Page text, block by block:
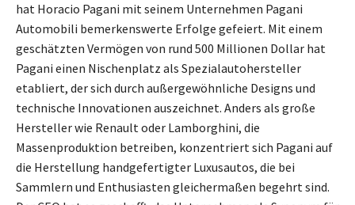
hat Horacio Pagani mit seinem Unternehmen Pagani
Automobili bemerkenswerte Erfolge gefeiert. Mit einem
geschätzten Vermögen von rund 500 Millionen Dollar hat
Pagani einen Nischenplatz als Spezialautohersteller
etabliert, der sich durch außergewöhnliche Designs und
technische Innovationen auszeichnet. Anders als große
Hersteller wie Renault oder Lamborghini, die
Massenproduktion betreiben, konzentriert sich Pagani auf
die Herstellung handgefertigter Luxusautos, die bei
Sammlern und Enthusiasten gleichermaßen begehrt sind.